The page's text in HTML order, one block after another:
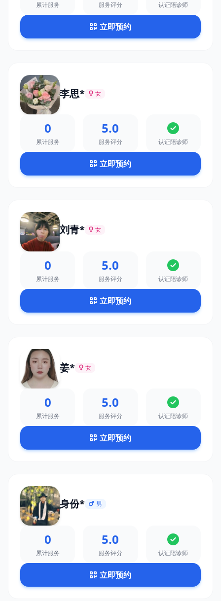
累计服务 服务评分 认证陪诊师
立即预约
李思* 女
0
累计服务
5.0
服务评分 认证陪诊师
立即预约
刘青* 女
0
累计服务
5.0
服务评分 认证陪诊师
立即预约
姜* 女
0
累计服务
5.0
服务评分 认证陪诊师
立即预约
身份* 男
0
累计服务
5.0
服务评分 认证陪诊师
立即预约